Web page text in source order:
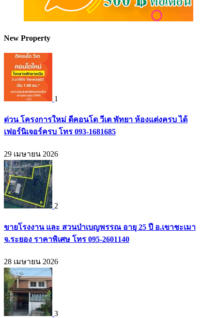
New Property
1
ด่วน โครงการใหม่ ดีคอนโด วีเต พัทยา ห้องแต่งครบ ได้
เฟอร์นิเจอร์ครบ โทร 093-1681685
29 เมษายน 2026
2
ขายโรงงาน และ สวนป่าเบญพรรณ อายุ 25 ปี อ.เขาชะเมา
จ.ระยอง ราคาพิเศษ โทร 095-2601140
28 เมษายน 2026
3